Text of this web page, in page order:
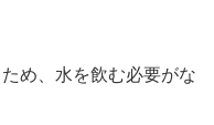
め、水を飲む必要がな